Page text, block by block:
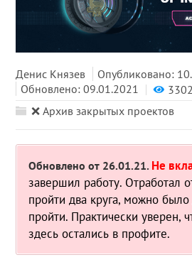
Денис Князев
Опубликовано:
Обновлено: 09.01.2021
3302
❌ Архив закрытых проектов
Обновлено от 26.01.21. Не
завершил работу. Отработал
пройти два круга, можно
пройти. Практически уверен,
здесь остались в профите.